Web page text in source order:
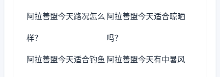
阿拉善盟今天路况怎么
样？
阿拉善盟今天适合晾晒
吗？
阿拉善盟今天适合钓鱼 阿拉善盟今天有中暑风